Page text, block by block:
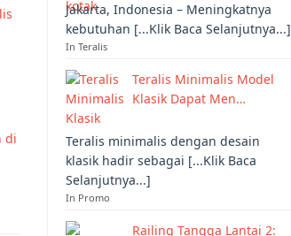
di
Jakarta, Indonesia – Meningkatnya
kebutuhan [...Klik Baca Selanjutnya...]
In Teralis
Teralis Minimalis Model
Klasik Dapat Men…
Teralis minimalis dengan desain
klasik hadir sebagai [...Klik Baca
Selanjutnya...]
In Promo
Railing Tangga Lantai 2: